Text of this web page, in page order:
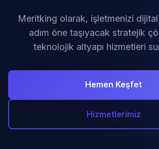
Meritking olarak, işletmenizi
adım öne taşıyacak stratejik
teknolojik altyapı hizmetleri
Hemen Keşfet
Hizmetlerimiz